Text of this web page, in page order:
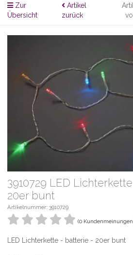
Zur
Übersicht
Artikel
zurück
3910729 LED
20er bunt
Artikelnummer: 3910729
(0
LED Lichterkette - batterie - 20er bunt